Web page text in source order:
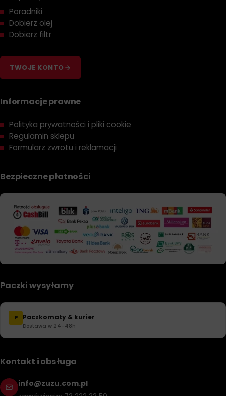
Poradniki
Dobierz olej
Dobierz filtr
TWOJE KONTO
Informacje prawne
Polityka prywatności i pliki cookie
Regulamin sklepu
Formularz zwrotu i reklamacji
Bezpieczne płatności
Paczki wysyłamy
P Paczkomaty & kurier
Dostawa w 24–48h
Kontakt i obsługa
info@zuzu.com.pl